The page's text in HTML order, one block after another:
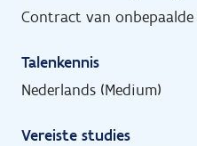
Contract van
Talenkennis
Nederlands (Medium)
Vereiste studies